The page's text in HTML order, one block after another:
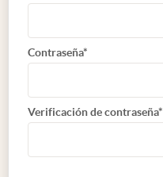
Contraseña*
Verificación de contraseña*